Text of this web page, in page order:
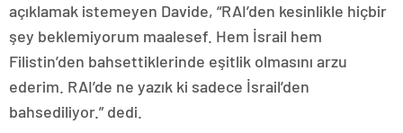
açıklamak istemeyen Davide, “RAI’den kesinlikle hiçbir
şey beklemiyorum maalesef. Hem İsrail hem
Filistin’den bahsettiklerinde eşitlik olmasını arzu
ederim. RAI’de ne yazık ki sadece İsrail’den
bahsediliyor.” dedi.